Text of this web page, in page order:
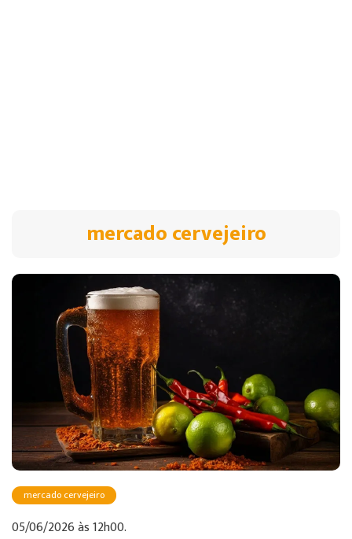
mercado cervejeiro
mercado cervejeiro
05/06/2026 às 12h00.